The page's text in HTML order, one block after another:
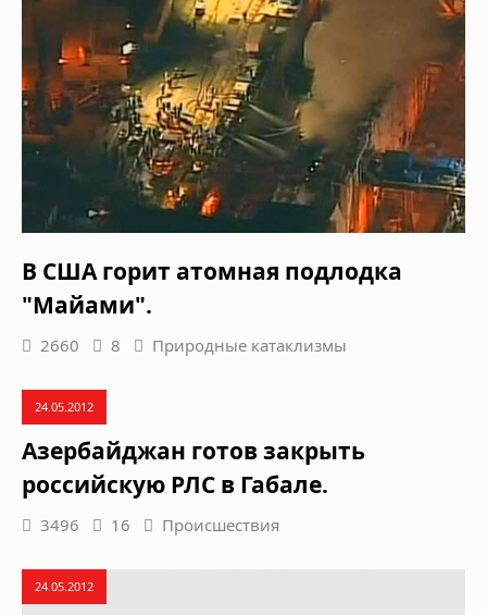
В США горит атомная подлодка
"Майами".
2660 8 Природные катаклизмы
24.05.2012
Азербайджан готов закрыть
российскую РЛС в Габале.
3496 16 Происшествия
24.05.2012